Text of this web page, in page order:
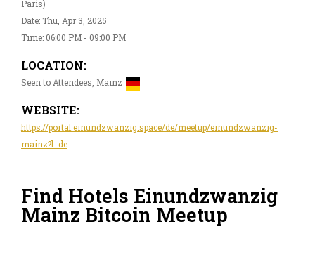
Paris)
Date: Thu, Apr 3, 2025
Time: 06:00 PM - 09:00 PM
LOCATION:
Seen to Attendees, Mainz
WEBSITE:
https://portal.einundzwanzig.space/de/meetup/einundzwanzig-
mainz?l=de
Find Hotels Einundzwanzig
Mainz Bitcoin Meetup